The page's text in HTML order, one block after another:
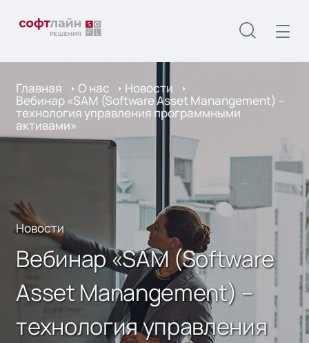
Главная О нас Новости
Вебинар «SAM (Software Asset Manangement) –
технология управления программными
активами»
Новости
Вебинар «SAM (Software
Asset Manangement) –
технология управления